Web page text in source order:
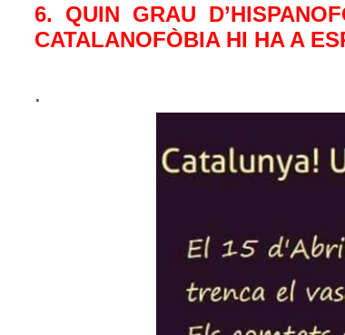
6. QUIN GRAU
CATALANOFÒBIA HI HA A
.